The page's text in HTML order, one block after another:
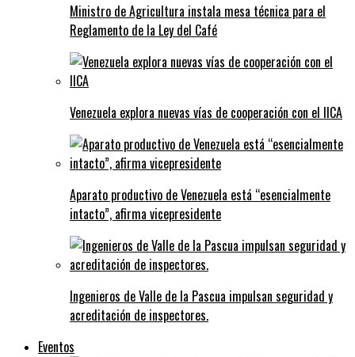
Ministro de Agricultura instala mesa técnica para el
Reglamento de la Ley del Café
Venezuela explora nuevas vías de cooperación con el IICA
Aparato productivo de Venezuela está “esencialmente
intacto”, afirma vicepresidente
Ingenieros de Valle de la Pascua impulsan seguridad y
acreditación de inspectores.
Eventos